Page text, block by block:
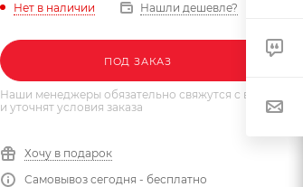
Нет в наличии Нашли дешевле?
ПОД ЗАКАЗ
Наши менеджеры обязательно свяжутся с вами
и уточнят условия заказа
Хочу в подарок
Самовывоз сегодня - бесплатно